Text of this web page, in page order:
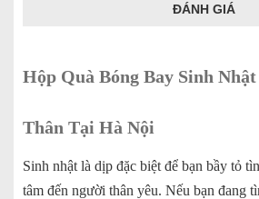
ĐÁNH GIÁ
Hộp Quà Bóng Bay Sinh
Thân Tại Hà Nội
Sinh nhật là dịp đặc biệt để bạn bầy tỏ
tâm đến người thân yêu. Nếu bạn đang